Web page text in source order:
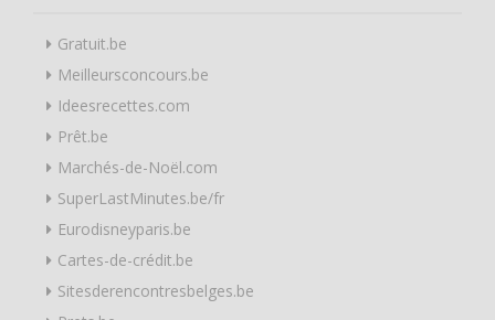
Gratuit.be
Meilleursconcours.be
Ideesrecettes.com
Prêt.be
Marchés-de-Noël.com
SuperLastMinutes.be/fr
Eurodisneyparis.be
Cartes-de-crédit.be
Sitesderencontresbelges.be